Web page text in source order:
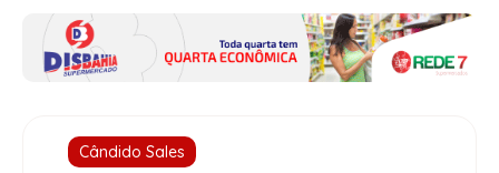
Cândido Sales